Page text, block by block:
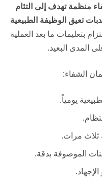
منظمة تهدف إلى التئام
تعيق الوظيفة الطبيعية
بتعليمات ما بعد العملية
المدى البعيد.
الشفاء:
يومياً.
ثلاث مرات.
الموصوفة بدقة.